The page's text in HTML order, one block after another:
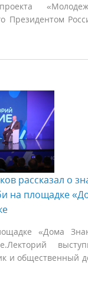
Президентом
рассказал о
на площадке
«Дома
и общественный